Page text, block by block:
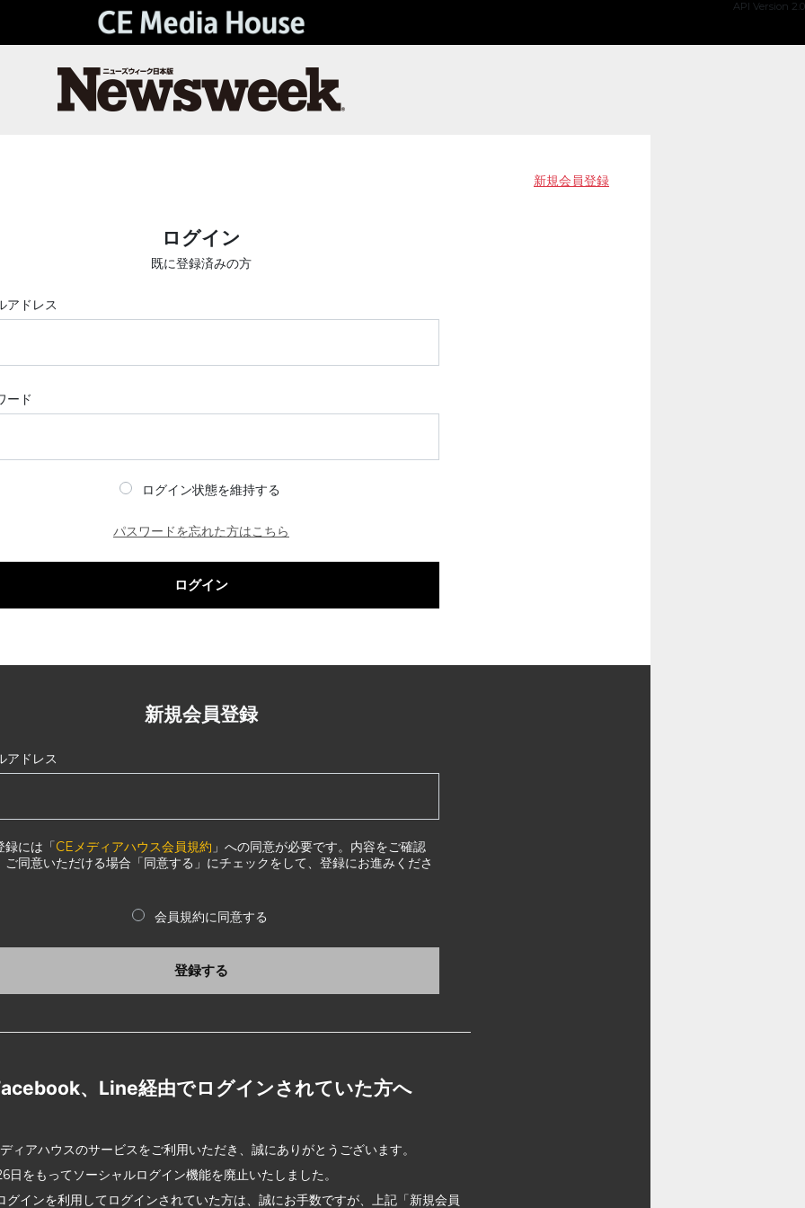
API Version 2.0
新規会員登録
ログイン
既に登録済みの方
アドレス
ード
ログイン状態を維持する
パスワードを忘れた方はこちら
ログイン
新規会員登録
アドレス
録には「CEメディアハウス会員規約 」への同意が必要です。内容をご確認
ご同意いただける場合「同意する」にチェックをして、登録にお進みくださ
会員規約に同意する
登録する
、Line経由でログインされていた方へ
ィアハウスのサービスをご利用いただき、誠にありがとうございます。
日をもってソーシャルログイン機能を廃止いたしました。
グインを利用してログインされていた方は、誠にお手数ですが、上記「新規会員